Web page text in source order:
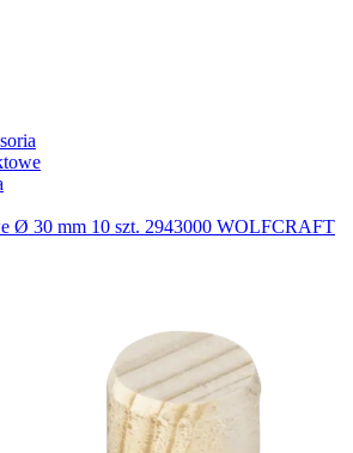
Ø 30 mm 10 szt. 2943000 WOLFCRAFT